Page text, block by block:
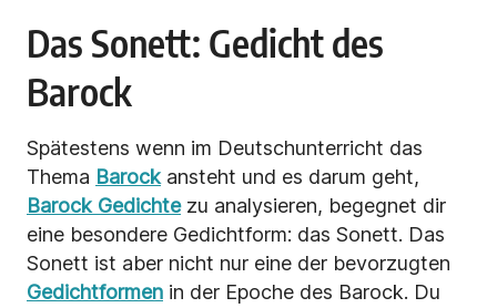
Das Sonett: Gedicht des
Barock
Spätestens wenn im Deutschunterricht das
Thema Barock ansteht und es darum geht,
Barock Gedichtezu analysieren, begegnet dir
eine besondere Gedichtform: das Sonett. Das
Sonett ist aber nicht nur eine der bevorzugten
Gedichtformen in der Epoche des Barock. Du